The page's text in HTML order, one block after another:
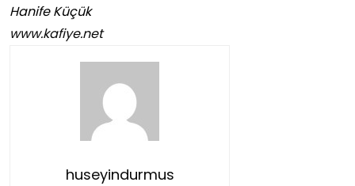
Hanife Küçük
www.kafiye.net
huseyindurmus